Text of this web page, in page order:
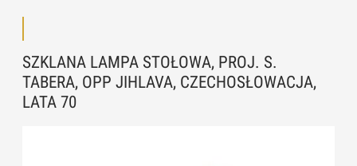
SZKLANA LAMPA STOŁOWA, PROJ. S.
TABERA, OPP JIHLAVA, CZECHOSŁOWACJA,
LATA 70